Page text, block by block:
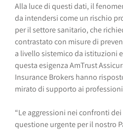
Alla luce di questi dati, il
da intendersi come un rischio
per il settore sanitario, che
contrastato con misure di
a livello sistemico da istituzioni
questa esigenza AmTrust
Insurance Brokers hanno
mirato di supporto ai
“Le aggressioni nei confronti
questione urgente per il nostro